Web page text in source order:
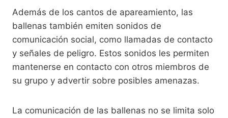
Además de los cantos de apareamiento, las
ballenas también emiten sonidos de
comunicación social, como llamadas de contacto
y señales de peligro. Estos sonidos les permiten
mantenerse en contacto con otros miembros de
su grupo y advertir sobre posibles amenazas.
La comunicación de las ballenas no se limita solo